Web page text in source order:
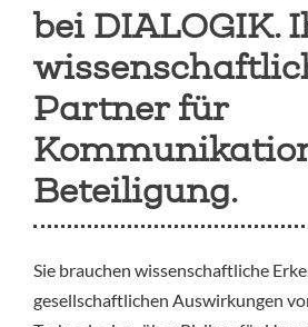
bei DIALOGIK.
Partner für
Beteiligung.
Sie brauchen wissenschaftliche
gesellschaftlichen Auswirkungen